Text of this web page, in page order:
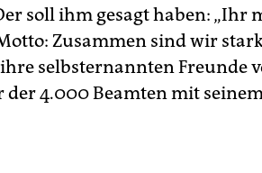
soll ihm gesagt haben: „Ihr
Zusammen sind wir
selbsternannten Freunde
der 4.000 Beamten mit